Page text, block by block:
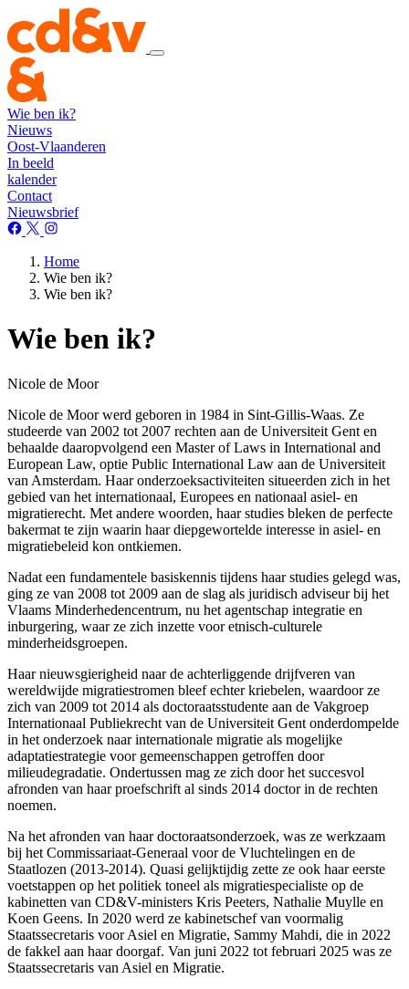
Wie ben ik?
Nieuws
Oost-Vlaanderen
In beeld
kalender
Contact
Nieuwsbrief
Home
Wie ben ik?
Wie ben ik?
Wie ben ik?
Nicole de Moor
Nicole de Moor werd geboren in 1984 in Sint-Gillis-Waas. Ze
studeerde van 2002 tot 2007 rechten aan de Universiteit Gent en
behaalde daaropvolgend een Master of Laws in International and
European Law, optie Public International Law aan de Universiteit
van Amsterdam. Haar onderzoeksactiviteiten situeerden zich in het
gebied van het internationaal, Europees en nationaal asiel- en
migratierecht. Met andere woorden, haar studies bleken de perfecte
bakermat te zijn waarin haar diepgewortelde interesse in asiel- en
migratiebeleid kon ontkiemen.
Nadat een fundamentele basiskennis tijdens haar studies gelegd was,
ging ze van 2008 tot 2009 aan de slag als juridisch adviseur bij het
Vlaams Minderhedencentrum, nu het agentschap integratie en
inburgering, waar ze zich inzette voor etnisch-culturele
minderheidsgroepen.
Haar nieuwsgierigheid naar de achterliggende drijfveren van
wereldwijde migratiestromen bleef echter kriebelen, waardoor ze
zich van 2009 tot 2014 als doctoraatsstudente aan de Vakgroep
Internationaal Publiekrecht van de Universiteit Gent onderdompelde
in het onderzoek naar internationale migratie als mogelijke
adaptatiestrategie voor gemeenschappen getroffen door
milieudegradatie. Ondertussen mag ze zich door het succesvol
afronden van haar proefschrift al sinds 2014 doctor in de rechten
noemen.
Na het afronden van haar doctoraatsonderzoek, was ze werkzaam
bij het Commissariaat-Generaal voor de Vluchtelingen en de
Staatlozen (2013-2014). Quasi gelijktijdig zette ze ook haar eerste
voetstappen op het politiek toneel als migratiespecialiste op de
kabinetten van CD&V-ministers Kris Peeters, Nathalie Muylle en
Koen Geens. In 2020 werd ze kabinetschef van voormalig
Staatssecretaris voor Asiel en Migratie, Sammy Mahdi, die in 2022
de fakkel aan haar doorgaf. Van juni 2022 tot februari 2025 was ze
Staatssecretaris van Asiel en Migratie.